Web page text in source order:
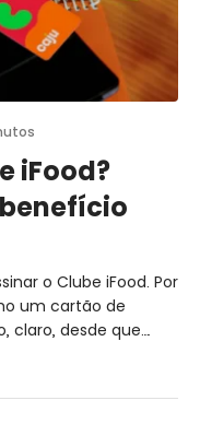
iFood?
o Clube iFood. Por
um cartão de
claro, desde que
e